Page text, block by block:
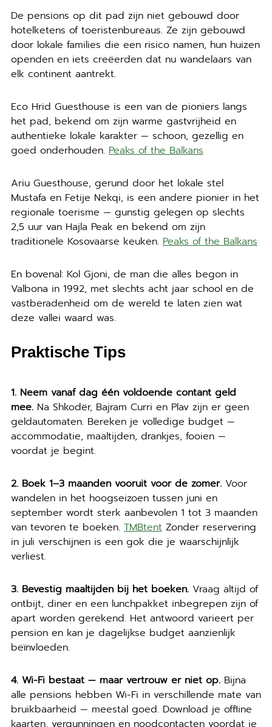
De pensions op dit pad zijn niet gebouwd door
hotelketens of toeristenbureaus. Ze zijn gebouwd
door lokale families die een risico namen, hun huizen
openden en iets creëerden dat nu wandelaars van
elk continent aantrekt.
Eco Hrid Guesthouse is een van de pioniers langs
het pad, bekend om zijn warme gastvrijheid en
authentieke lokale karakter — schoon, gezellig en
goed onderhouden. Peaks of the Balkans
Ariu Guesthouse, gerund door het lokale stel
Mustafa en Fetije Nekqi, is een andere pionier in het
regionale toerisme — gunstig gelegen op slechts
2,5 uur van Hajla Peak en bekend om zijn
traditionele Kosovaarse keuken. Peaks of the Balkans
En bovenal: Kol Gjoni, de man die alles begon in
Valbona in 1992, met slechts acht jaar school en de
vastberadenheid om de wereld te laten zien wat
deze vallei waard was.
Praktische Tips
1. Neem vanaf dag één voldoende contant geld
mee.Na Shkodër, Bajram Curri en Plav zijn er geen
geldautomaten. Bereken je volledige budget —
accommodatie, maaltijden, drankjes, fooien —
voordat je begint.
2. Boek 1–3 maanden vooruit voor de zomer.Voor
wandelen in het hoogseizoen tussen juni en
september wordt sterk aanbevolen 1 tot 3 maanden
van tevoren te boeken. TMBtentZonder reservering
in juli verschijnen is een gok die je waarschijnlijk
verliest.
3. Bevestig maaltijden bij het boeken.Vraag altijd of
ontbijt, diner en een lunchpakket inbegrepen zijn of
apart worden gerekend. Het antwoord varieert per
pension en kan je dagelijkse budget aanzienlijk
beïnvloeden.
4. Wi-Fi bestaat — maar vertrouw er niet op.Bijna
alle pensions hebben Wi-Fi in verschillende mate van
bruikbaarheid — meestal goed. Download je offline
kaarten, vergunningen en noodcontacten voordat je